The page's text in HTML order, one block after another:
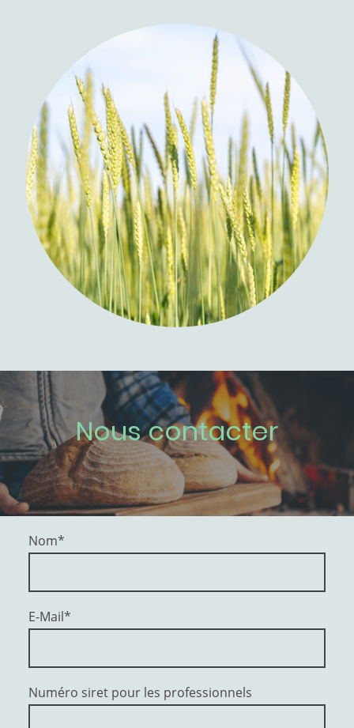
Nous contacter
Nom*
E-Mail*
Numéro siret pour les professionnels